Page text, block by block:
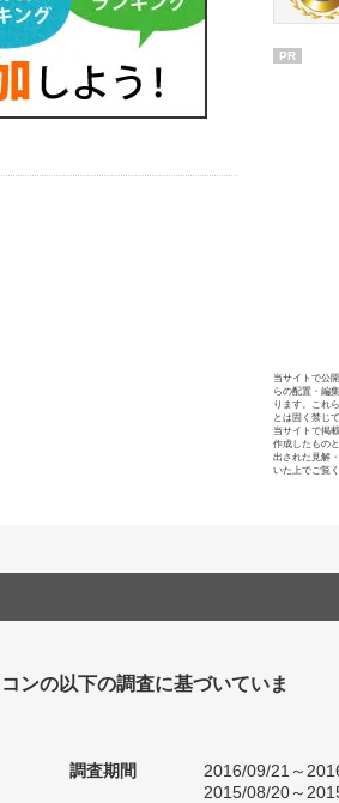
PR
当サイトで公
らの配置・編
ります。これ
とは固く禁じ
当サイトで掲
作成したもの
出された見解
いた上でご覧く
ンの以下の調査に基づいていま
調査期間
2016/09/21～
2015/08/20～